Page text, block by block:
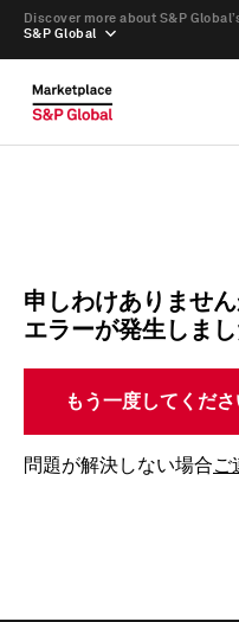
S&P Global
Discover more about S&P
申しわけありませ
エラーが発生しまし
もう一度してくださ
問題が解決しない場合ご